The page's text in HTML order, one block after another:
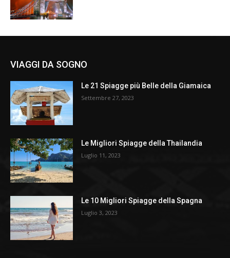
VIAGGI DA SOGNO
Le 21 Spiagge più Belle della Giamaica
Settembre 27, 2023
Le Migliori Spiagge della Thailandia
Luglio 11, 2023
Le 10 Migliori Spiagge della Spagna
Luglio 3, 2023